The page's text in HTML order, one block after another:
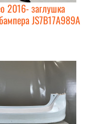
2016- заглушка
JS7B17A989A